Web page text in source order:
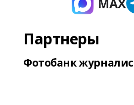
Партнеры
Фотобанк